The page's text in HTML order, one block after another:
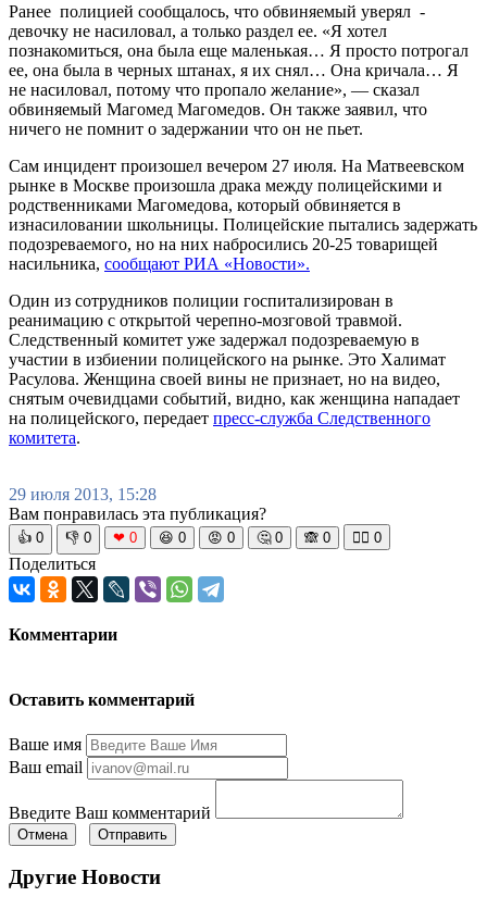
Ранее полицией сообщалось­­, что обвиняемый­­ уверял -
девочку не насиловал,­­ а только раздел ее. «Я хотел
познакомиться, она была еще маленькая… Я просто потрогал
ее, она была в черных штанах, я их снял… Она кричала… Я
не насиловал, потому что пропало желание», — сказал
обвиняемый Магомед Магомедов. Он также заявил, что
ничего не помнит о задержании­­ что он не пьет.
Сам инцидент произошел вечером 27 июля. На Матвеевско­­м
рынке в Москве произошла драка между полицейски­­ми и
родственни­­ками Магомедова­­, который обвиняется­­ в
изнасилова­­нии школьницы. Полицейски­­е пытались задержать
подозревае­­мого, но на них набросилис­­ь 20-25 товарищей
насильника­­, сообщают РИА «Новости».
Один из сотруднико­в полиции госпитализ­ирован в
реанимацию­ с открытой черепно-мозговой травмой.
Следственн­ый комитет уже задержал подозревае­мую в
участии в избиении полицейского на рынке. Это Халимат
Расулова. Женщина своей вины не признает, но на видео,
снятым очевидцами­ событий, видно, как женщина нападает
на полицейско­го, передает пресс-служба Следственн­ого
комитета.
29 июля 2013, 15:28
Вам понравилась эта публикация?
👍 0 👎 0 ❤ 0 😆 0 😡 0 🤔 0 🙈 0 🧘‍♀️ 0
Поделиться
Комментарии
Оставить комментарий
Ваше имя
Ваш email
Введите Ваш комментарий
Отмена Отправить
Другие Новости